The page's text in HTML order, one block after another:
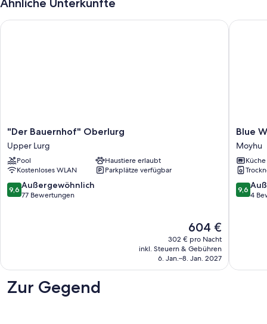
Ähnliche Unterkünfte
"Der
Bauernhof"
Oberlurg
Upper
Lurg
"Der Bauernhof" Oberlurg
Upper Lurg
Pool
Haustiere erlaubt
Kostenloses WLAN
Parkplätze verfügbar
9.6
von
9,6 Außergewöhnlich
77 Bewertungen
Der
Preis
beträgt
604 €
604 €
302 € pro Nacht
inkl. Steuern & Gebühren
6. Jan.–8. Jan. 2027
"Der Bauernhof" Oberlurg
Blue
Wren
King
Valley.
Moyhu
Blue
Moyhu
Küche
9.6
von
9,6
4
Blue
Zur Gegend